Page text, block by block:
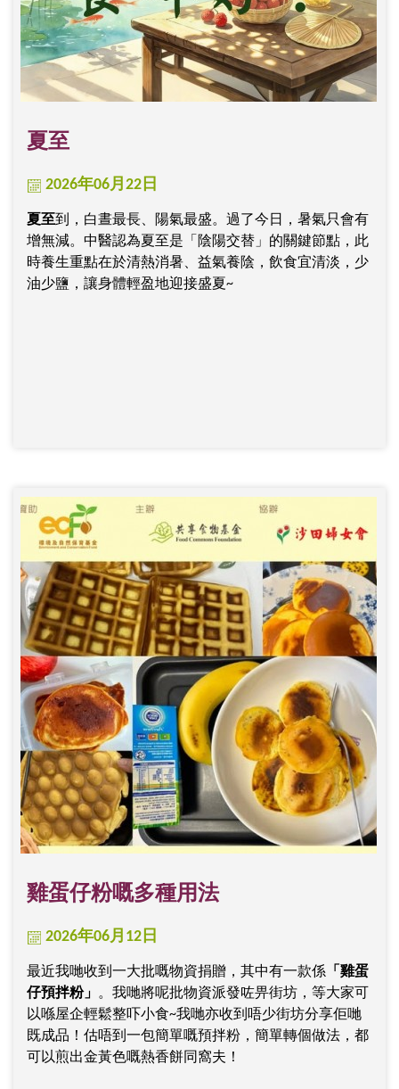
夏至
2026年06月22日
夏至到，白晝最長、陽氣最盛。過了今日，暑氣只會有
增無減。中醫認為夏至是「陰陽交替」的關鍵節點，此
時養生重點在於清熱消暑、益氣養陰，飲食宜清淡，少
油少鹽，讓身體輕盈地迎接盛夏~
雞蛋仔粉嘅多種用法
2026年06月12日
最近我哋收到一大批嘅物資捐贈，其中有一款係 「雞蛋
仔預拌粉」 。我哋將呢批物資派發咗畀街坊，等大家可
以喺屋企輕鬆整吓小食~我哋亦收到唔少街坊分享佢哋
既成品！估唔到一包簡單嘅預拌粉，簡單轉個做法，都
可以煎出金黃色嘅熱香餅同窩夫！